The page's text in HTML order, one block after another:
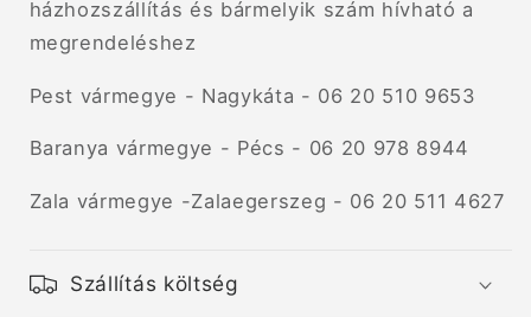
házhozszállítás és bármelyik szám hívható a
megrendeléshez
Pest vármegye - Nagykáta - 06 20 510 9653
Baranya vármegye - Pécs - 06 20 978 8944
Zala vármegye -Zalaegerszeg - 06 20 511 4627
Szállítás költség